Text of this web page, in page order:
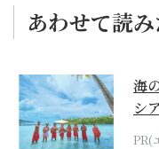
あわせて読
海
シ
ら
PR(